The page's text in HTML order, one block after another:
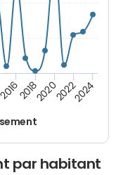
20162018202020222024
par habitant